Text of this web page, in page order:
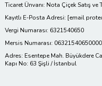
Ticaret Ünvanı: Nota Çiçek Satış ve
Kayıtlı E-Posta Adresi: [email
Vergi Numarası: 6321540650
Mersis Numarası:
Adres: Esentepe Mah. Büyükdere
Kapı No: 63 Şişli / İstanbul